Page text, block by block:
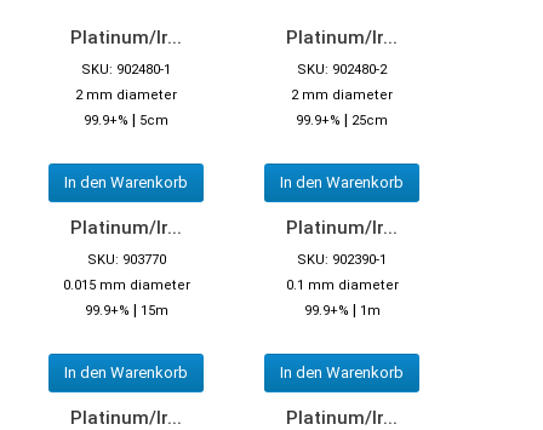
Platinum/Ir...
SKU: 902480-1
2 mm diameter
99.9+% | 5cm
In den Warenkorb
Platinum/Ir...
SKU: 902480-2
2 mm diameter
99.9+% | 25cm
In den Warenkorb
Platinum/Ir...
SKU: 903770
0.015 mm diameter
99.9+% | 15m
In den Warenkorb
Platinum/Ir...
SKU: 902390-1
0.1 mm diameter
99.9+% | 1m
In den Warenkorb
Platinum/Ir... Platinum/Ir...